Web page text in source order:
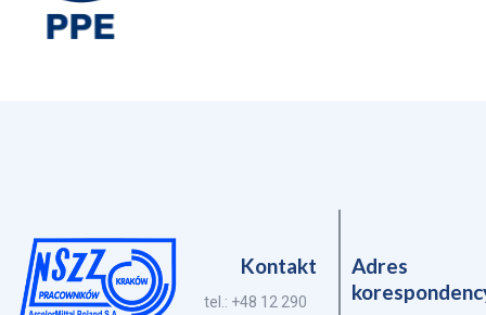
Kontakt
tel.: +48 12 290
Adres